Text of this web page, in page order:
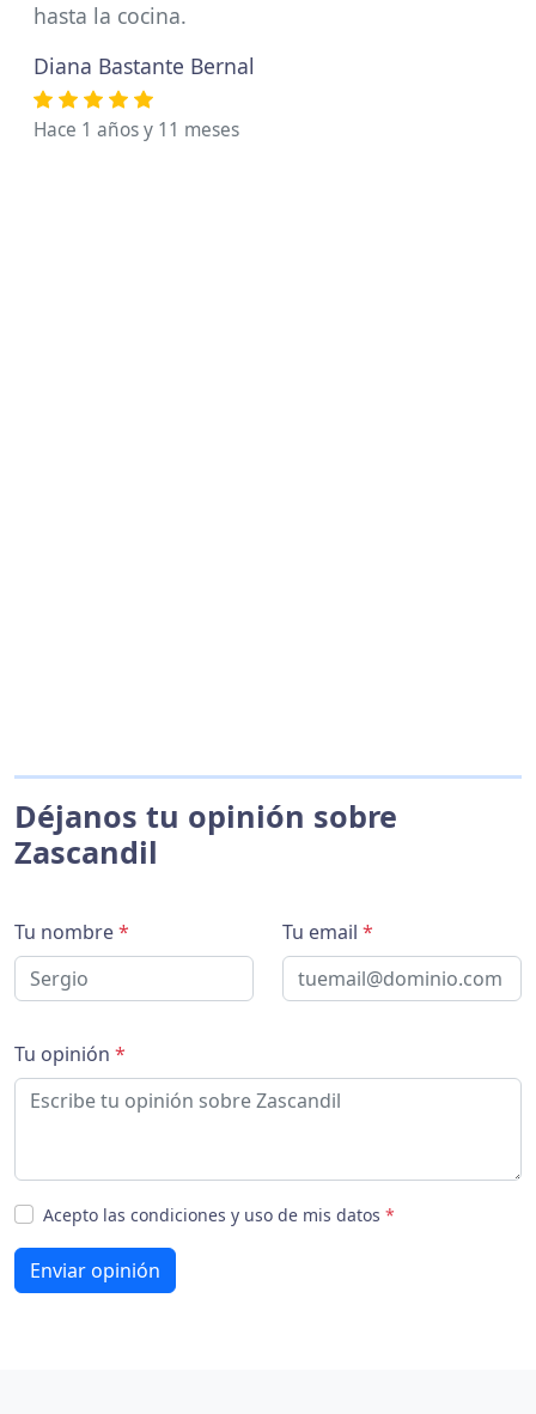
hasta la cocina.
Diana Bastante Bernal
Hace 1 años y 11 meses
Déjanos tu opinión sobre
Zascandil
Tu nombre* Tu email *
Tu opinión *
Acepto las condiciones y uso de mis datos *
Enviar opinión